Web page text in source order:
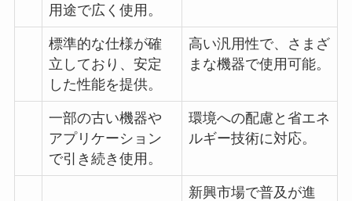
用途で広く使用。
標準的な仕様が確
立しており、安定
した性能を提供。
高い汎用性で、さまざ
まな機器で使用可能。
一部の古い機器や
アプリケーション
で引き続き使用。
環境への配慮と省エネ
ルギー技術に対応。
新興市場で普及が進